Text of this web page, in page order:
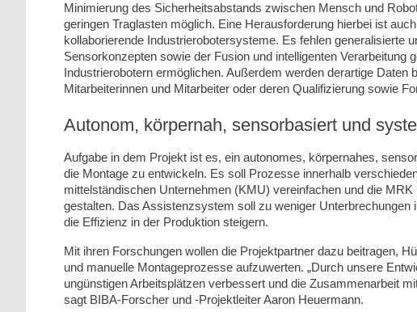
Minimierung des Sicherheitsabstands zwischen Mensch und
geringen Traglasten möglich. Eine Herausforderung hierbei ist
kollaborierende Industrierobotersysteme. Es fehlen generalisierte
Sensorkonzepten sowie der Fusion und intelligenten Verarbeitung
Industrierobotern ermöglichen. Außerdem werden derartige
Mitarbeiterinnen und Mitarbeiter oder deren Qualifizierung sowie
Autonom, körpernah, sensorbasiert und
Aufgabe in dem Projekt ist es, ein autonomes, körpernahes,
die Montage zu entwickeln. Es soll Prozesse innerhalb
mittelständischen Unternehmen (KMU) vereinfachen und die
gestalten. Das Assistenzsystem soll zu weniger
die Effizienz in der Produktion steigern.
Mit ihren Forschungen wollen die Projektpartner dazu beitragen,
und manuelle Montageprozesse aufzuwerten. „Durch unsere
ungünstigen Arbeitsplätzen verbessert und die Zusammenarbeit
sagt BIBA-Forscher und -Projektleiter Aaron Heuermann.